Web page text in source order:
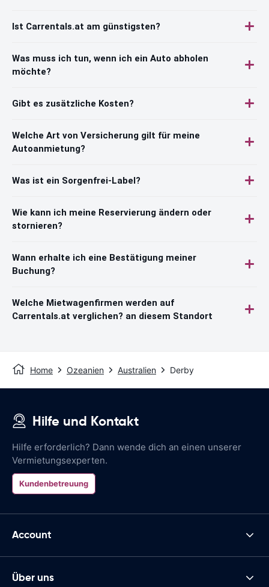
Ist Carrentals.at am günstigsten?
Was muss ich tun, wenn ich ein Auto abholen
möchte?
Gibt es zusätzliche Kosten?
Welche Art von Versicherung gilt für meine
Autoanmietung?
Was ist ein Sorgenfrei-Label?
Wie kann ich meine Reservierung ändern oder
stornieren?
Wann erhalte ich eine Bestätigung meiner
Buchung?
Welche Mietwagenfirmen werden auf
Carrentals.at verglichen? an diesem Standort
Home Ozeanien Australien Derby
Hilfe und Kontakt
Hilfe erforderlich? Dann wende dich an einen unserer
Vermietungsexperten.
Kundenbetreuung
Account
Über uns